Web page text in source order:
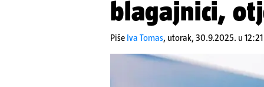
blagajnici,
Piše Iva Tomas, utorak, 30.9.2025. u 12:21